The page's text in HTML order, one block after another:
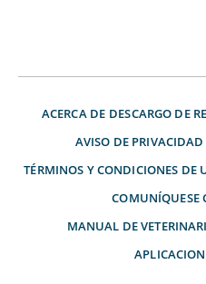
ACERCA DE DESCARGO DE
AVISO DE PRIVACIDAD
TÉRMINOS Y CONDICIONES DE
COMUNÍQUESE
MANUAL DE